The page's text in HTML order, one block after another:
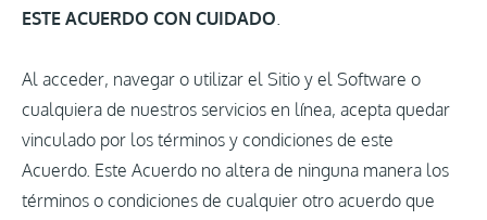
ESTE ACUERDO CON CUIDADO.
Al acceder, navegar o utilizar el Sitio y el Software o
cualquiera de nuestros servicios en línea, acepta quedar
vinculado por los términos y condiciones de este
Acuerdo. Este Acuerdo no altera de ninguna manera los
términos o condiciones de cualquier otro acuerdo que